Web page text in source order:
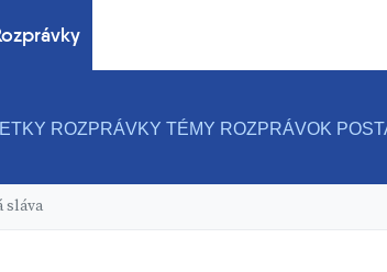
ROZPRÁVKY TÉMY ROZPRÁVOK
sláva